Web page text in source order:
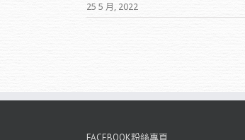
25 5 月, 2022
FACEBOOK粉絲專頁